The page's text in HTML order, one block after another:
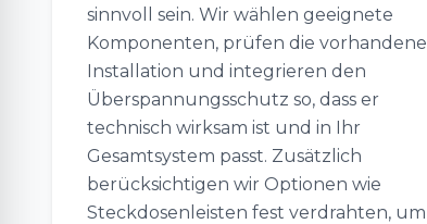
sinnvoll sein. Wir wählen geeignete
Komponenten, prüfen die vorhandene
Installation und integrieren den
Überspannungsschutz so, dass er
technisch wirksam ist und in Ihr
Gesamtsystem passt. Zusätzlich
berücksichtigen wir Optionen wie
Steckdosenleisten fest verdrahten, um